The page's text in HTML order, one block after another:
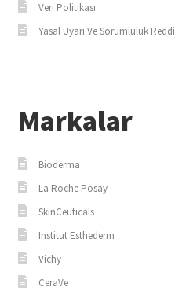
Veri Politikası
Yasal Uyarı Ve Sorumluluk Reddi
Markalar
Bioderma
La Roche Posay
SkinCeuticals
Institut Esthederm
Vichy
CeraVe